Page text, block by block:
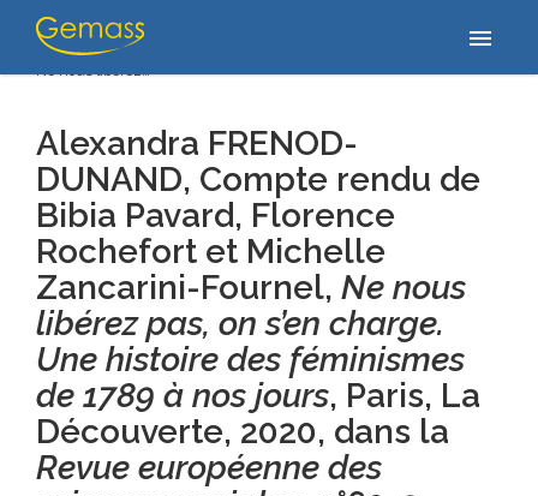
menu
Accueil/Publications
de Bibia Pavard, Florence Rochefort et Michelle Zancarini-Fournel,
Ne nous libérez…
Alexandra FRENOD-
DUNAND, Compte rendu de
Bibia Pavard, Florence
Rochefort et Michelle
Zancarini-Fournel, Ne nous
libérez pas, on s’en charge.
Une histoire des féminismes
de 1789 à nos jours, Paris, La
Découverte, 2020, dans la
Revue européenne des